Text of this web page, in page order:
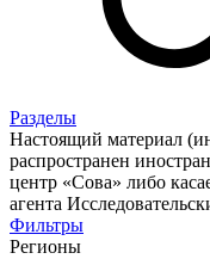
Разделы
Настоящий материал
распространен
центр «Сова» либо
агента
Фильтры
Регионы